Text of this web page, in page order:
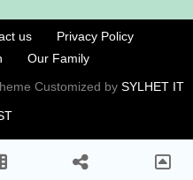
us
Privacy Policy
Our Family
Customized bySYLHET IT